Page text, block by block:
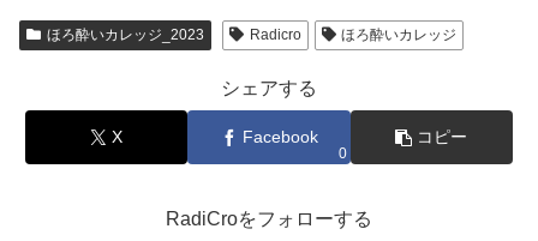
ほろ酔いカレッジ_2023 Radicro ほろ酔いカレッジ
シェアする
X Facebook
0
コピー
RadiCroをフォローする